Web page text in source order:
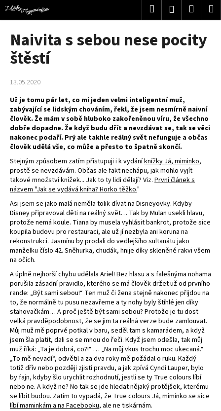
Přejít
na
obsah
HledatPřihlášení
Naivita s sebou nese pocity
štěstí
13.05.2020
Už je tomu pár let, co mi jeden velmi inteligentní muž,
zabývající se lidským chováním, řekl, že jsem nesmírně naivní
člověk. Že mám v sobě hluboko zakořeněnou víru, že všechno
dobře dopadne. Že když budu dřít a nevzdávat se, tak se věci
nakonec podaří. Prý ale takhle reálný svět nefunguje a občas
člověk udělá vše, co může a přesto to špatně skončí.
Stejným způsobem zatím přistupuji i k vydáníknížky Já, miminko,
prostě se nevzdávám. Občas ale fakt nechápu, jak mohlo vyjít
takové množství knížek... Jak to ty lidi dělají? Viz. První článek s
názvem "Jak se vydává kniha? Horko těžko."
Asi jsem se jako malá neměla tolik dívat na Disneyovky. Kdyby
Disney připravoval děti na reálný svět… Tak by Mulan usekli hlavu,
protože nemá koule. Tiana by musela vyhlásit bankrot, protože sice
koupila budovu pro restauraci, ale už jí nezbyla ani koruna na
rekonstrukci. Jasmínu by prodali do vedlejšího sultanátu jako
manželku číslo 42. Sněhurka, chudák, hnije díky skleněné rakvi všem
na očích.
A úplně nejhorší chybu udělala Ariel! Bez hlasu a s falešnýma nohama
porušila zásadní pravidlo, kterého se má člověk držet už od prvního
rande: „Být sami sebou!“ Ten muž či žena stejně nakonec přijdou na
to, že normálně tu pusu nezavřeme a ty nohy byly štíhlé jen díky
stahovačkám… A proč ještě být sami sebou? Protože je tu dost
velká pravděpodobnost, že se jim ta reálná verze bude zamlouvat.
Můj muž mě poprvé potkal v baru, seděl tam s kamarádem, a když
jsem šla platit, dali se se mnou do řeči. Když jsem odešla, tak můj
muž říká: „Ta je dobrá, co?!“ … „Na můj vkus trochu moc ukecaná.“
„To mě nevadí“, odvětil a za dva roky mě požádal o ruku. Každý
totiž dřív nebo později zjistí pravdu, a jak zpívá Cyndi Lauper, bylo
by fajn, kdyby šlo urychlit rozhodnutí, jestli se ty True colours líbí
nebo ne. A když ne? No tak se jde hledat nějaký protějšek, kterému
se líbit budou. Zatím to vypadá, že True colours Já, miminko se sice
líbí maminkám a na Facebooku, ale ne tiskárnám.
K
o
C
o
p
o
t
ř
e
b
u
j
e
t
e
n
a
j
í
t
?
HLEDAT